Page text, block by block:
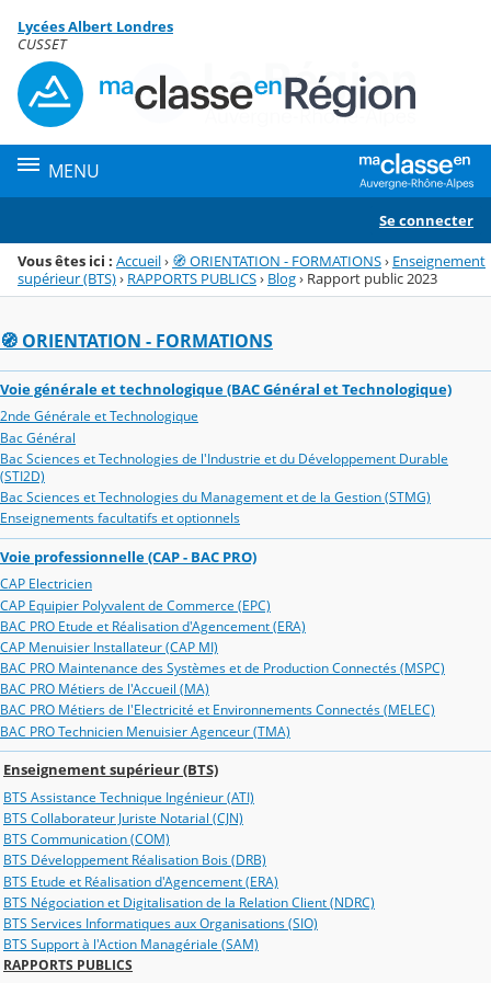
Menu de la rubrique
Contenu
Lycées Albert Londres
CUSSET
MENU
Se connecter
Vous êtes ici : Accueil› 🧭 ORIENTATION - FORMATIONS› Enseignement
supérieur (BTS)› RAPPORTS PUBLICS› Blog› Rapport public 2023
🧭 ORIENTATION - FORMATIONS
Voie générale et technologique (BAC Général et Technologique)
2nde Générale et Technologique
Bac Général
Bac Sciences et Technologies de l'Industrie et du Développement Durable
(STI2D)
Bac Sciences et Technologies du Management et de la Gestion (STMG)
Enseignements facultatifs et optionnels
Voie professionnelle (CAP - BAC PRO)
CAP Electricien
CAP Equipier Polyvalent de Commerce (EPC)
BAC PRO Etude et Réalisation d'Agencement (ERA)
CAP Menuisier Installateur (CAP MI)
BAC PRO Maintenance des Systèmes et de Production Connectés (MSPC)
BAC PRO Métiers de l'Accueil (MA)
BAC PRO Métiers de l'Electricité et Environnements Connectés (MELEC)
BAC PRO Technicien Menuisier Agenceur (TMA)
Enseignement supérieur (BTS)
BTS Assistance Technique Ingénieur (ATI)
BTS Collaborateur Juriste Notarial (CJN)
BTS Communication (COM)
BTS Développement Réalisation Bois (DRB)
BTS Etude et Réalisation d'Agencement (ERA)
BTS Négociation et Digitalisation de la Relation Client (NDRC)
BTS Services Informatiques aux Organisations (SIO)
BTS Support à l'Action Managériale (SAM)
RAPPORTS PUBLICS